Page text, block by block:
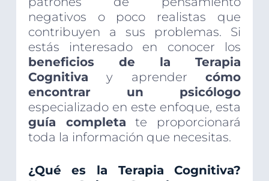
negativos o poco realistas que
contribuyen a sus problemas. Si
estás interesado en conocer los
beneficios de la Terapia
Cognitiva y aprendercómo
encontrar un psicólogo
especializado en este enfoque, esta
guía completa te proporcionará
toda la información que necesitas.
¿Qué es la Terapia Cognitiva?